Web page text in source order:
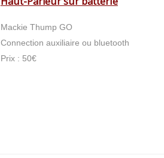
Mackie Thump GO
Connection auxiliaire ou bluetooth
Prix : 50€